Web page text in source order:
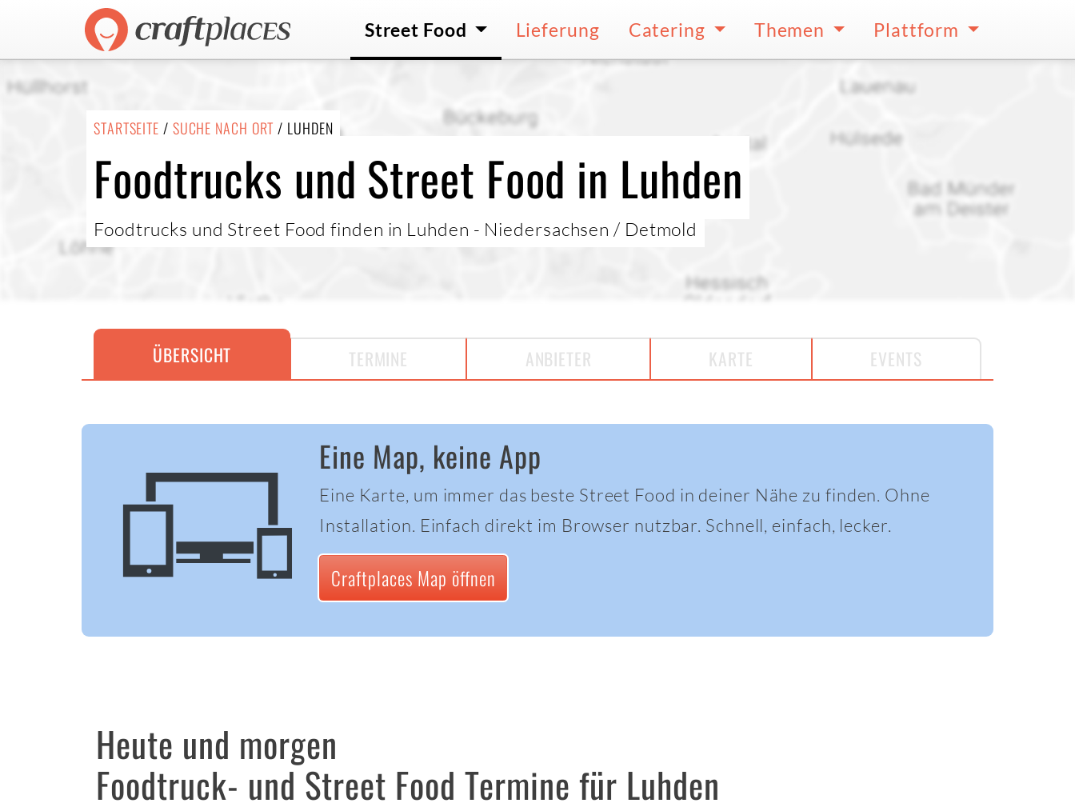
Street Food Lieferung Catering Themen Plattform
STARTSEITE / SUCHE NACH ORT / LUHDEN
Foodtrucks und Street Food in Luhden
Foodtrucks und Street Food finden in Luhden - Niedersachsen / Detmold
ÜBERSICHT TERMINE ANBIETER KARTE EVENTS
Eine Map, keine App
Eine Karte, um immer das beste Street Food in deiner Nähe zu finden. Ohne
Installation. Einfach direkt im Browser nutzbar. Schnell, einfach, lecker.
Craftplaces Map öffnen
Heute und morgen
Foodtruck- und Street Food Termine für Luhden